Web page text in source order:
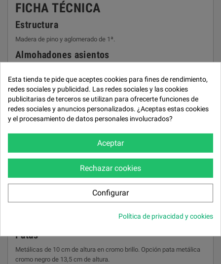
FICHA TÉCNICA
Estructura
Madera de pino y aglomerado de 1ª.
Almohadones asientos
Almohadones respaldos
Fibra hueca garantizada.
Almohadones brazos
Fijos. Desenfundables.
Respaldos
Brazos
Patas
Metálicas de 10 cm de altura en cromo brillo. Opción pata metálica
cromo negro de 13,5 cm de altura.
Esta tienda te pide que aceptes cookies para fines de rendimiento,
redes sociales y publicidad. Las redes sociales y las cookies
publicitarias de terceros se utilizan para ofrecerte funciones de
redes sociales y anuncios personalizados. ¿Aceptas estas cookies
y el procesamiento de datos personales involucrados?
Aceptar
Rechazar cookies
Configurar
Política de privacidad y cookies